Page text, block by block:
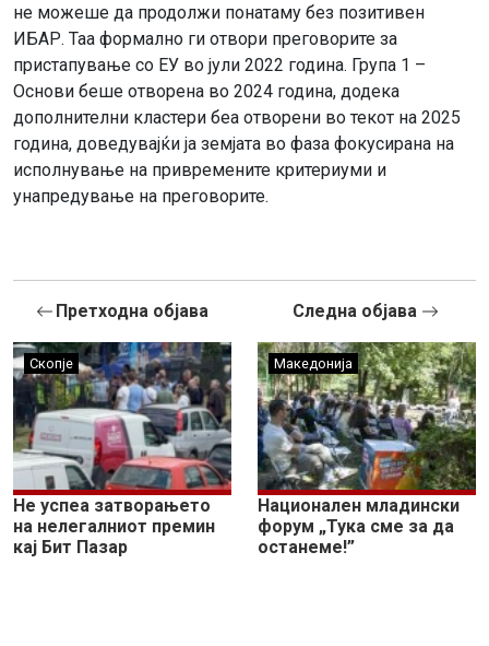
не можеше да продолжи понатаму без позитивен
ИБАР. Таа формално ги отвори преговорите за
пристапување со ЕУ во јули 2022 година. Група 1 –
Основи беше отворена во 2024 година, додека
дополнителни кластери беа отворени во текот на 2025
година, доведувајќи ја земјата во фаза фокусирана на
исполнување на привремените критериуми и
унапредување на преговорите.
Претходна објава
Скопје
Не успеа затворањето
на нелегалниот премин
кај Бит Пазар
Следна објава
Македонија
Национален младински
форум „Тука сме за да
останеме!”